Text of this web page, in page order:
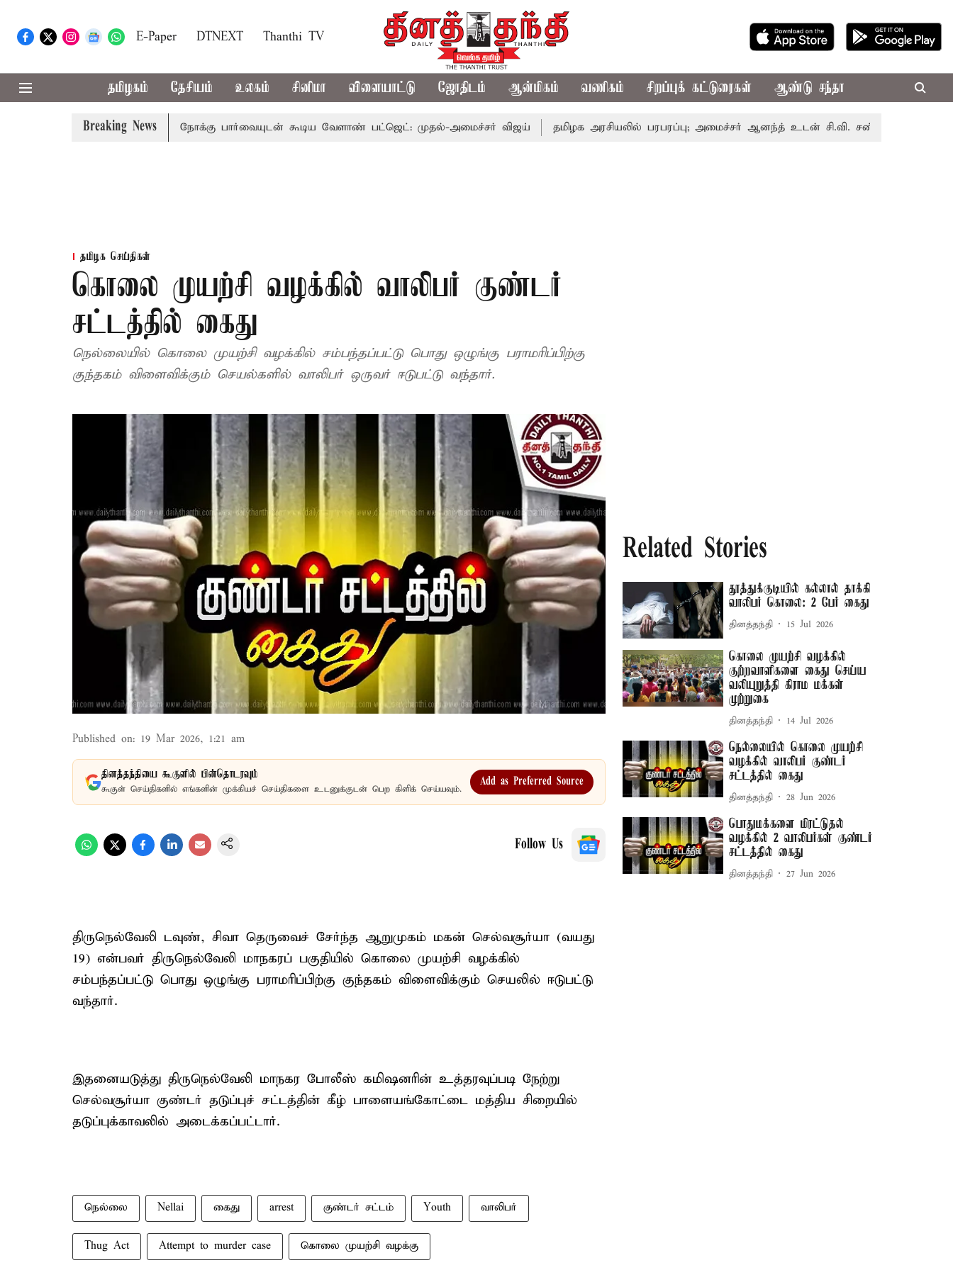
E-Paper DTNEXT Thanthi TV
தமிழகம் தேசியம் உலகம் சினிமா விளையாட்டு ஜோதிடம் ஆன்மிகம் வணிகம் சிறப்புக் கட்டுரைகள் ஆண்டு சந்தா
Breaking News
தொலைநோக்கு பார்வையுடன் கூடிய வேளாண் பட்ஜெட்: முதல்-அமைச்சர் விஜய் தமிழக அரசியலில் பரபரப்பு; அமைச்சர் ஆனந்த் உடன் சி.வி. சண்முகம், வேலுமணி
தமிழக செய்திகள்
கொலை முயற்சி வழக்கில் வாலிபர் குண்டர்
சட்டத்தில் கைது
நெல்லையில் கொலை முயற்சி வழக்கில் சம்பந்தப்பட்டு பொது ஒழுங்கு பராமரிப்பிற்கு
குந்தகம் விளைவிக்கும் செயல்களில் வாலிபர் ஒருவர் ஈடுபட்டு வந்தார்.
Published on: 19 Mar 2026, 1:21 am
தினத்தந்தியை கூகுளில் பின்தொடரவும்
கூகுள் செய்திகளில் எங்களின் முக்கியச் செய்திகளை உடனுக்குடன் பெற கிளிக் செய்யவும்.
Add as Preferred Source
Follow Us
திருநெல்வேலி டவுண், சிவா தெருவைச் சேர்ந்த ஆறுமுகம் மகன் செல்வசூர்யா (வயது
19) என்பவர் திருநெல்வேலி மாநகரப் பகுதியில் கொலை முயற்சி வழக்கில்
சம்பந்தப்பட்டு பொது ஒழுங்கு பராமரிப்பிற்கு குந்தகம் விளைவிக்கும் செயலில் ஈடுபட்டு
வந்தார்.
இதனையடுத்து திருநெல்வேலி மாநகர போலீஸ் கமிஷனரின் உத்தரவுப்படி நேற்று
செல்வசூர்யா குண்டர் தடுப்புச் சட்டத்தின் கீழ் பாளையங்கோட்டை மத்திய சிறையில்
தடுப்புக்காவலில் அடைக்கப்பட்டார்.
நெல்லை Nellai கைது arrest குண்டர் சட்டம் Youth வாலிபர்
Thug Act Attempt to murder case கொலை முயற்சி வழக்கு
Related Stories
தூத்துக்குடியில் கல்லால் தாக்கி
வாலிபர் கொலை: 2 பேர் கைது
தினத்தந்தி 15 Jul 2026
கொலை முயற்சி வழக்கில்
குற்றவாளிகளை கைது செய்ய
வலியுறுத்தி கிராம மக்கள்
முற்றுகை
தினத்தந்தி 14 Jul 2026
நெல்லையில் கொலை முயற்சி
வழக்கில் வாலிபர் குண்டர்
சட்டத்தில் கைது
தினத்தந்தி 28 Jun 2026
பொதுமக்களை மிரட்டுதல்
வழக்கில் 2 வாலிபர்கள் குண்டர்
சட்டத்தில் கைது
தினத்தந்தி 27 Jun 2026